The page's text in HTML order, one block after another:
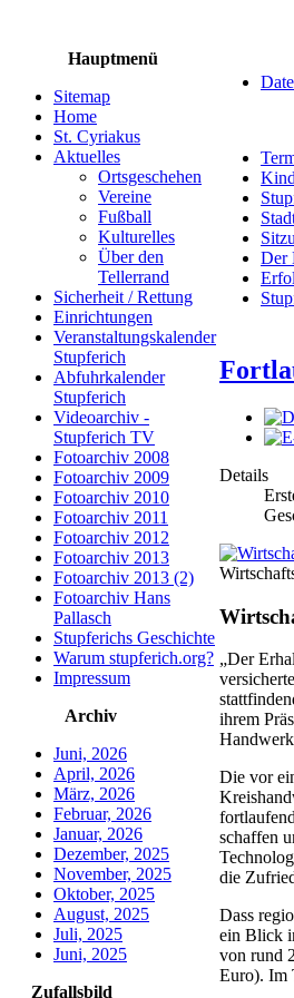
Hauptmenü
Sitemap
Home
St. Cyriakus
Aktuelles
Ortsgeschehen
Vereine
Fußball
Kulturelles
Über den
Tellerrand
Sicherheit / Rettung
Einrichtungen
Veranstaltungskalender
Stupferich
Abfuhrkalender
Stupferich
Videoarchiv -
Stupferich TV
Fotoarchiv 2008
Fotoarchiv 2009
Fotoarchiv 2010
Fotoarchiv 2011
Fotoarchiv 2012
Fotoarchiv 2013
Fotoarchiv 2013 (2)
Fotoarchiv Hans
Pallasch
Stupferichs Geschichte
Warum stupferich.org?
Impressum
Archiv
Juni, 2026
April, 2026
März, 2026
Februar, 2026
Januar, 2026
Dezember, 2025
November, 2025
Oktober, 2025
August, 2025
Juli, 2025
Juni, 2025
Zufallsbild
Der
Details
„Der
ihrem
Die vor
schaffen
die
Dass
ein Blick
von rund
Euro). Im